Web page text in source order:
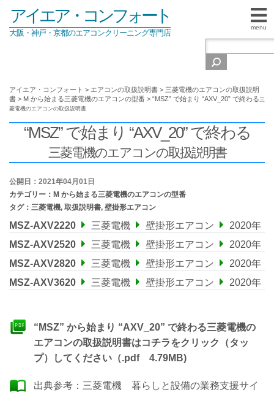
menu
アイエア・コンフォート
大阪・神戸・京都のエアコンクリーニング専門店
アイエア・コンフォート > エアコンの取扱説明書 > 三菱電機のエアコンの取扱説明
書 > M から始まる三菱電機のエアコンの型番 > “MSZ” で始まり “AXV_20” で終わる三
菱電機のエアコンの取扱説明書
“MSZ” で始まり “AXV_20” で終わる
三菱電機のエアコンの取扱説明書
公開日：2021年04月01日
カテゴリー： M から始まる三菱電機のエアコンの型番
タグ： 三菱電機, 取扱説明書, 壁掛形エアコン
MSZ-AXV2220 三菱電機 壁掛形エアコン
2020年
MSZ-AXV2520
三菱電機 壁掛形エアコン
2020年
MSZ-AXV2820
三菱電機 壁掛形エアコン
2020年
MSZ-AXV3620
三菱電機 壁掛形エアコン 2020年
“MSZ” から始まり “AXV_20” で終わる三菱電機の
エアコンの取扱説明書はコチラをクリック（タッ
プ）してください（.pdf 4.79MB)
出典参考： 三菱電機 暮らしと設備の業務支援サイ